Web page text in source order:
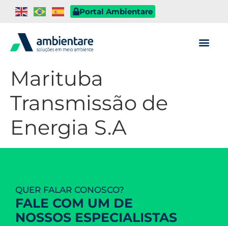
Portal Ambientare
Marituba
Transmissão de
Energia S.A
QUER FALAR CONOSCO?
FALE COM UM DE
NOSSOS ESPECIALISTAS